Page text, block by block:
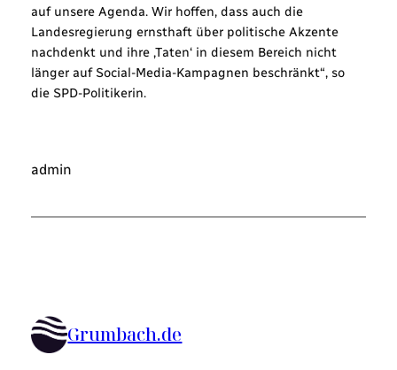
auf unsere Agenda. Wir hoffen, dass auch die
Landesregierung ernsthaft über politische Akzente
nachdenkt und ihre ‚Taten‘ in diesem Bereich nicht
länger auf Social-Media-Kampagnen beschränkt“, so
die SPD-Politikerin.
admin
Grumbach.de